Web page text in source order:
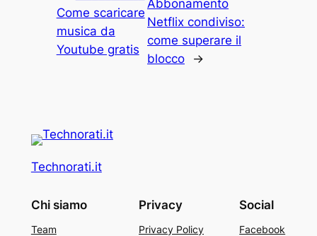
Come scaricare
musica da
Youtube gratis
Abbonamento
Netflix condiviso:
come superare il
blocco
→
Technorati.it
Chi siamo
Team
Privacy
Privacy Policy
Social
Facebook